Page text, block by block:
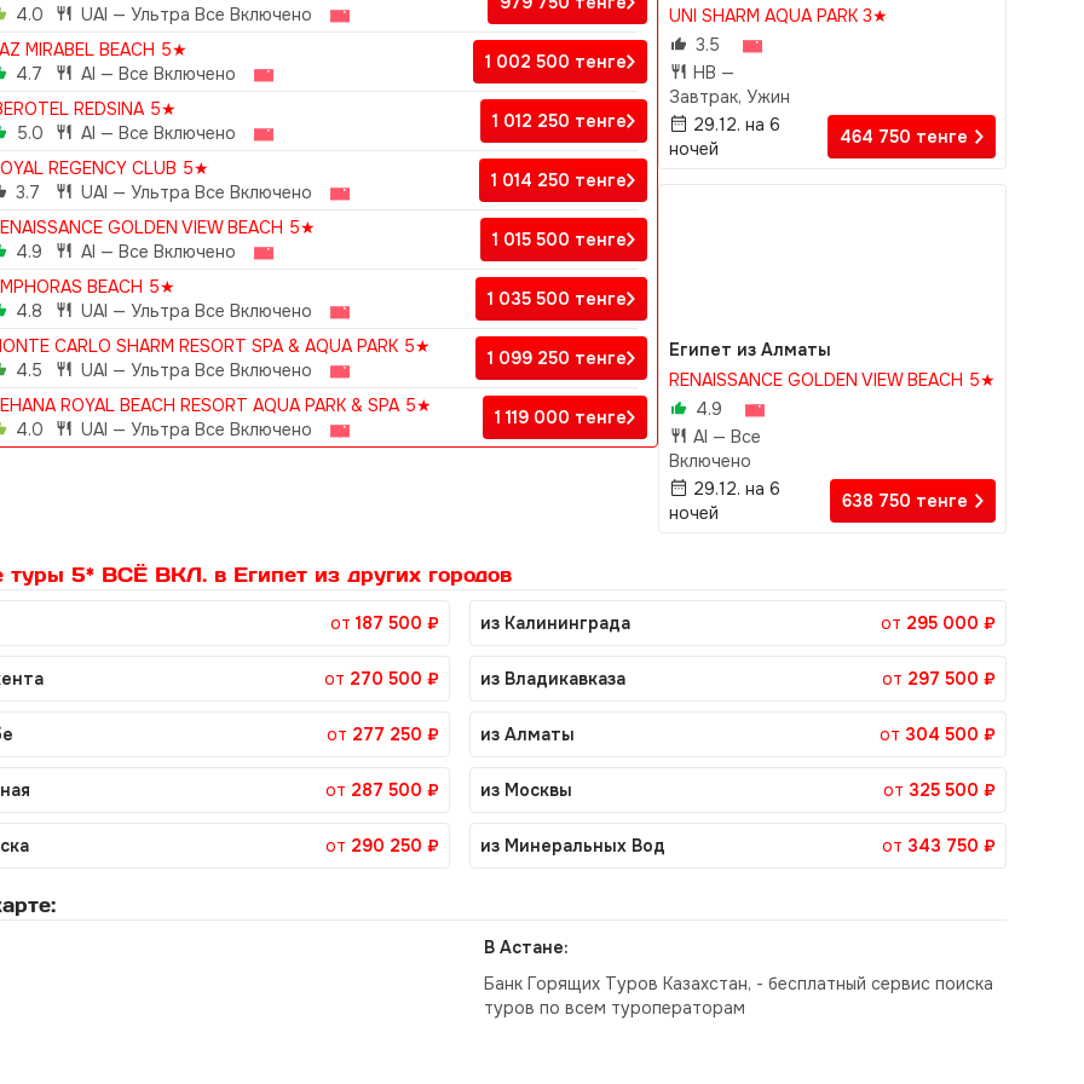
4.0
UAI — Ультра Все Включено
MIRABEL BEACH 5★
4.7
AI — Все Включено
1 002 500 тенге
REDSINA 5★
5.0
AI — Все Включено
1 012 250 тенге
REGENCY CLUB 5★
3.7
UAI — Ультра Все Включено
1 014 250 тенге
GOLDEN VIEW BEACH 5★
4.9
AI — Все Включено
1 015 500 тенге
BEACH 5★
4.8
UAI — Ультра Все Включено
1 035 500 тенге
CARLO SHARM RESORT SPA & AQUA PARK 5★
4.5
UAI — Ультра Все Включено
1 099 250 тенге
ROYAL BEACH RESORT AQUA PARK & SPA 5★
4.0
UAI — Ультра Все Включено
1 119 000 тенге
UNI SHARM AQUA PARK 3★
3.5
HB —
Завтрак, Ужин
29.12. на 6
ночей
464 750 тенге
Египет из Алматы
RENAISSANCE GOLDEN VIEW BEACH 5★
4.9
AI — Все
Включено
29.12. на 6
ночей
638 750 тенге
туры 5* ВСЁ ВКЛ. в Египет из других городов
от 187 500 ₽
от 270 500 ₽
от 277 250 ₽
от 287 500 ₽
от 290 250 ₽
из Калининграда от 295 000 ₽
из Владикавказа от 297 500 ₽
из Алматы от 304 500 ₽
из Москвы от 325 500 ₽
из Минеральных Вод от 343 750 ₽
В Астане:
Банк Горящих Туров Казахстан, - бесплатный сервис поиска
туров по всем туроператорам